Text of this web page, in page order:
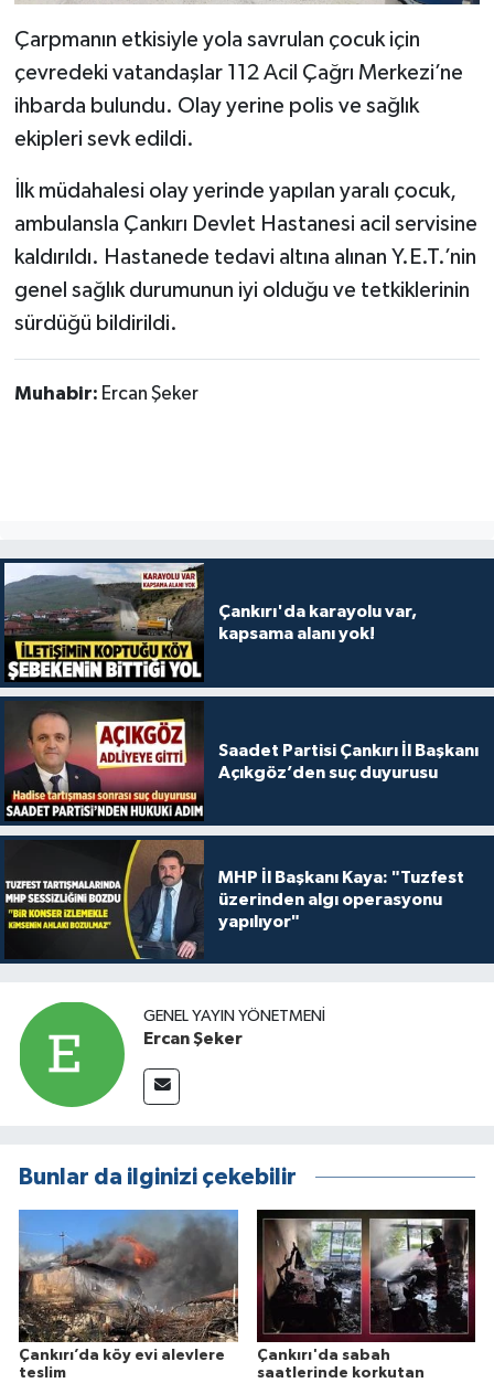
Çarpmanın etkisiyle yola savrulan çocuk için
çevredeki vatandaşlar 112 Acil Çağrı Merkezi’ne
ihbarda bulundu. Olay yerine polis ve sağlık
ekipleri sevk edildi.
İlk müdahalesi olay yerinde yapılan yaralı çocuk,
ambulansla Çankırı Devlet Hastanesi acil servisine
kaldırıldı. Hastanede tedavi altına alınan Y.E.T.’nin
genel sağlık durumunun iyi olduğu ve tetkiklerinin
sürdüğü bildirildi.
Muhabir: Ercan Şeker
Çankırı'da karayolu var,
kapsama alanı yok!
Saadet Partisi Çankırı İl Başkanı
Açıkgöz’den suç duyurusu
MHP İl Başkanı Kaya: "Tuzfest
üzerinden algı operasyonu
yapılıyor"
GENEL YAYIN YÖNETMENI
Ercan Şeker
Bunlar da ilginizi çekebilir
Çankırı’da köy evi alevlere
teslim
Çankırı'da sabah
saatlerinde korkutan